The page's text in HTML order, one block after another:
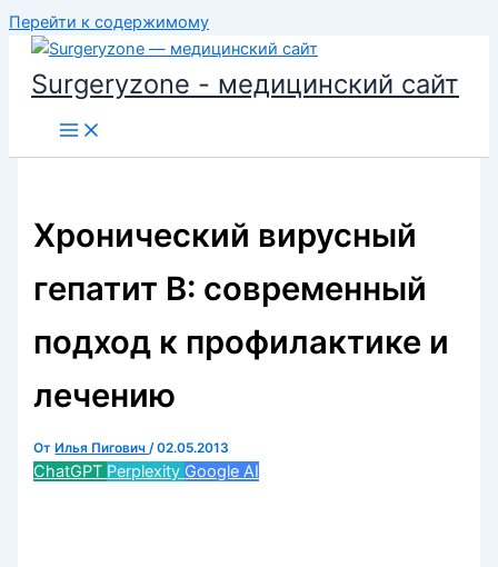
Перейти к содержимому
Surgeryzone - медицинский сайт
Хронический вирусный
гепатит B: современный
подход к профилактике и
лечению
От Илья Пигович/02.05.2013
ChatGPT Perplexity Google AI